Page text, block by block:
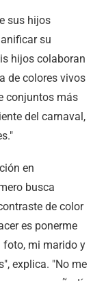
sus hijos
su
hijos colaboran
de colores vivos
conjuntos más
del carnaval,
en
busca
de color
es ponerme
foto, mi marido y
explica. "No me